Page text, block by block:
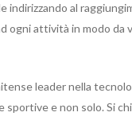
indirizzando al
ogni attività in modo da
leader nella
e non solo. Si